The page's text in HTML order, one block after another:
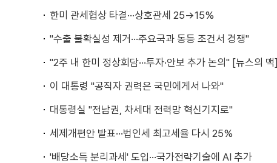
한미 관세협상 타결···상호관세 25→15%
"수출 불확실성 제거···주요국과 동등 조건서 경쟁"
"2주 내 한미 정상회담···투자·안보 추가 논의" [뉴스의 맥]
이 대통령 "공직자 권력은 국민에게서 나와"
대통령실 "전남권, 차세대 전력망 혁신기지로"
세제개편안 발표···법인세 최고세율 다시 25%
'배당소득 분리과세' 도입···국가전략기술에 AI 추가